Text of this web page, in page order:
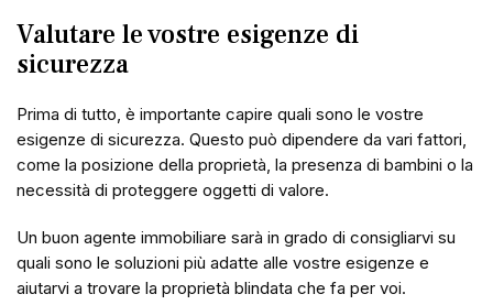
Valutare le vostre esigenze di
sicurezza
Prima di tutto, è importante capire quali sono le vostre
esigenze di sicurezza. Questo può dipendere da vari fattori,
come la posizione della proprietà, la presenza di bambini o la
necessità di proteggere oggetti di valore.
Un buon agente immobiliare sarà in grado di consigliarvi su
quali sono le soluzioni più adatte alle vostre esigenze e
aiutarvi a trovare la proprietà blindata che fa per voi.